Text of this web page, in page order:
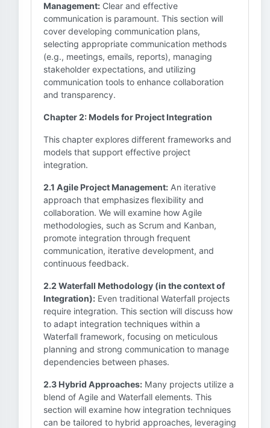
Management: Clear and effective
communication is paramount. This section will
cover developing communication plans,
selecting appropriate communication methods
(e.g., meetings, emails, reports), managing
stakeholder expectations, and utilizing
communication tools to enhance collaboration
and transparency.
Chapter 2: Models for Project Integration
This chapter explores different frameworks and
models that support effective project
integration.
2.1 Agile Project Management: An iterative
approach that emphasizes flexibility and
collaboration. We will examine how Agile
methodologies, such as Scrum and Kanban,
promote integration through frequent
communication, iterative development, and
continuous feedback.
2.2 Waterfall Methodology (in the context of
Integration): Even traditional Waterfall projects
require integration. This section will discuss how
to adapt integration techniques within a
Waterfall framework, focusing on meticulous
planning and strong communication to manage
dependencies between phases.
2.3 Hybrid Approaches: Many projects utilize a
blend of Agile and Waterfall elements. This
section will examine how integration techniques
can be tailored to hybrid approaches, leveraging